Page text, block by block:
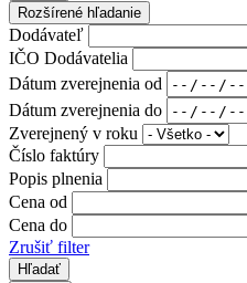
Rozšírené hľadanie
Dodávateľ
IČO Dodávatelia
Dátum zverejnenia od
Dátum zverejnenia do
Zverejnený v roku
Číslo faktúry
Popis plnenia
Cena od
Cena do
Zrušiť filter